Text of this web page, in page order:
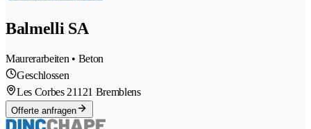
Balmelli SA
Maurerarbeiten • Beton
Geschlossen
Les Corbes 21121 Bremblens
Offerte anfragen